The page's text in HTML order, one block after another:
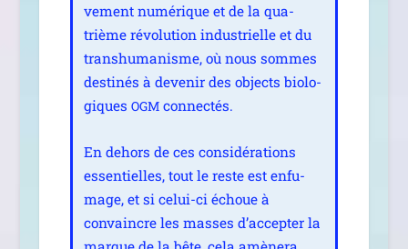
ve­ment numé­rique et de la qua­
trième révo­lu­tion indus­trielle et du
trans­hu­ma­nisme, où nous sommes
des­ti­nés à deve­nir des objects bio­lo­
giquesOGM connectés.
En dehors de ces consi­dé­ra­tions
essen­tielles, tout le reste est enfu­
mage, et si celui-ci échoue à
convaincre les masses d’accepter la